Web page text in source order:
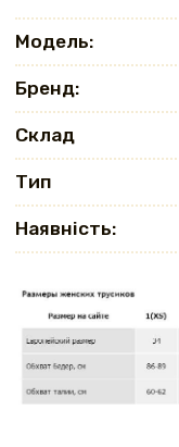
Модель:
Бренд:
Склад
Тип
Наявність: